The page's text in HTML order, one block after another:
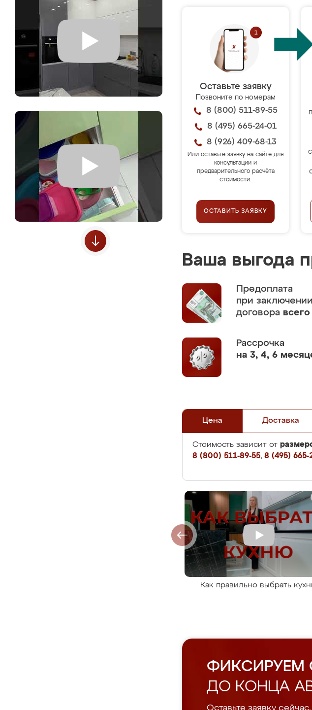
Оставьте заявку
Позвоните по номерам
8 (800) 511-89-55
8 (495) 665-24-01
8 (926) 409-68-13
Или оставьте заявку на сайте для
консультации и
предварительного расчёта
стоимости.
ОСТАВИТЬ ЗАЯВКУ
Ваша выгода
Предоплата
при заключении
договора
Рассрочка
на 3, 4, 6
Цена Доставка
Стоимость зависит от
8 (800) 511-89-55, 8 (495) 665-
Как правильно выбрать
ФИКСИРУЕМ
ДО КОНЦА
Оставьте заявку